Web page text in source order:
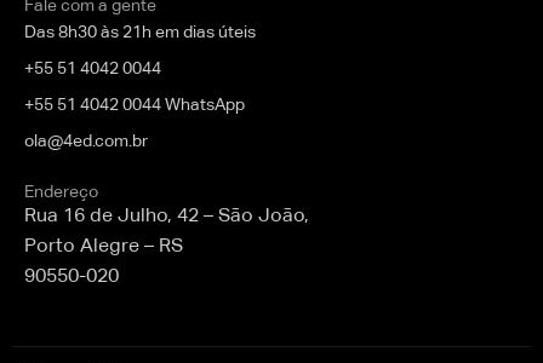
Fale com a gente
Das 8h30 às 21h em dias úteis
+55 51 4042 0044
+55 51 4042 0044 WhatsApp
ola@4ed.com.br
Endereço
Rua 16 de Julho, 42 – São João,
Porto Alegre – RS
90550-020